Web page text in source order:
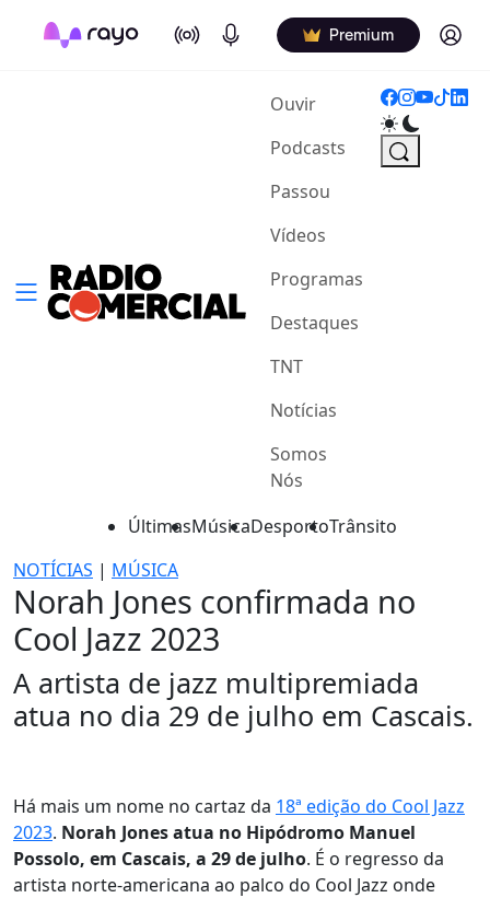
On Air Podcasts Premium Log in
Ouvir(current)
Podcasts
Passou
Vídeos
Programas
Destaques
TNT
Notícias
Somos
Nós
ÚltimasMúsicaDesportoTrânsito
NOTÍCIAS | MÚSICA
Norah Jones confirmada no
Cool Jazz 2023
A artista de jazz multipremiada
atua no dia 29 de julho em Cascais.
Há mais um nome no cartaz da 18ª edição do Cool Jazz
2023. Norah Jones atua no Hipódromo Manuel
Possolo, em Cascais, a 29 de julho. É o regresso da
artista norte-americana ao palco do Cool Jazz onde